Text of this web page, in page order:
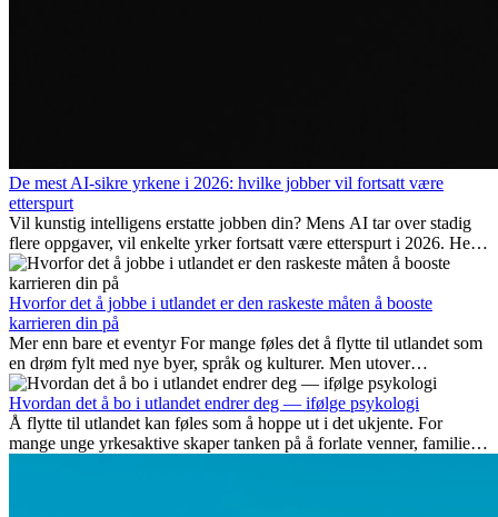
De mest AI-sikre yrkene i 2026: hvilke jobber vil fortsatt være
etterspurt
Vil kunstig intelligens erstatte jobben din? Mens AI tar over stadig
flere oppgaver, vil enkelte yrker fortsatt være etterspurt i 2026. Her
ser vi på hvilke jobber som er mest fremtidssikre, hvilke ferdigheter
som blir viktige, og hvorfor mange av disse jobbene også gir
internasjonale muligheter.
Hvorfor det å jobbe i utlandet er den raskeste måten å booste
karrieren din på
Mer enn bare et eventyr For mange føles det å flytte til utlandet som
en drøm fylt med nye byer, språk og kulturer. Men utover
spenningen ved...
Hvordan det å bo i utlandet endrer deg — ifølge psykologi
Å flytte til utlandet kan føles som å hoppe ut i det ukjente. For
mange unge yrkesaktive skaper tanken på å forlate venner, familie